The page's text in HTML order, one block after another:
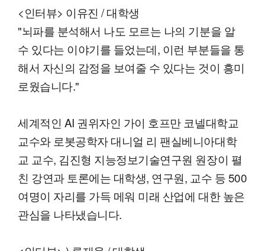
<인터뷰> 이유진 / 대학생
"뇌파를 분석해서 나도 모르는 나의 기분을 알
수 있다는 이야기를 들었는데, 이런 부분들을 통
해서 자신의 감정을 보여줄 수 있다는 것이 흥미
로웠습니다."
세계적인 AI 권위자인 가이 호프만 코넬대학교
교수와 로봇공학자 대니얼 리 팬실베니아대학
교 교수, 김진형 지능정보기술연구원 원장이 펼
친 강연과 토론에는 대학생, 연구원, 교수 등 500
여명이 자리를 가득 메워 미래 산업에 대한 높은
관심을 나타냈습니다.